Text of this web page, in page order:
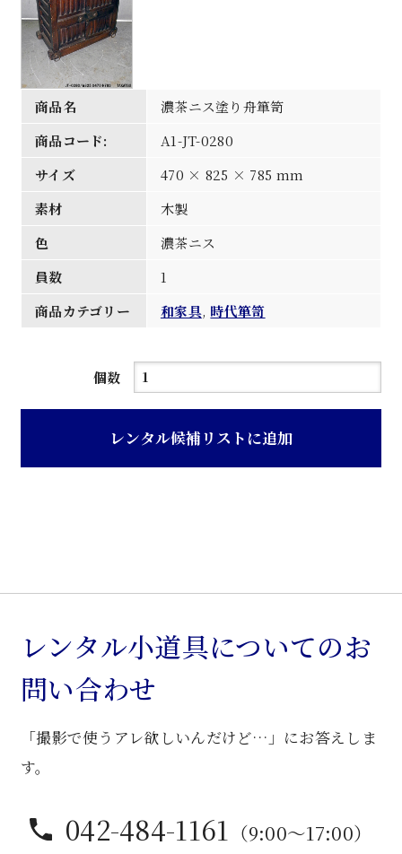
商品名
濃茶ニス塗り舟箪笥
商品コード:
A1-JT-0280
サイズ
470 × 825 × 785 mm
素材
木製
色
濃茶ニス
員数
1
商品カテゴリー
和家具, 時代箪笥
個数
濃
ス
レンタル候補リストに追加
レンタル小道具についてのお
問い合わせ
「撮影で使うアレ欲しいんだけど…」にお答えしま
す。
042-484-1161 （9:00〜17:00）